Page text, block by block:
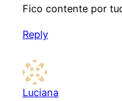
Fico contente por
Reply
Luciana